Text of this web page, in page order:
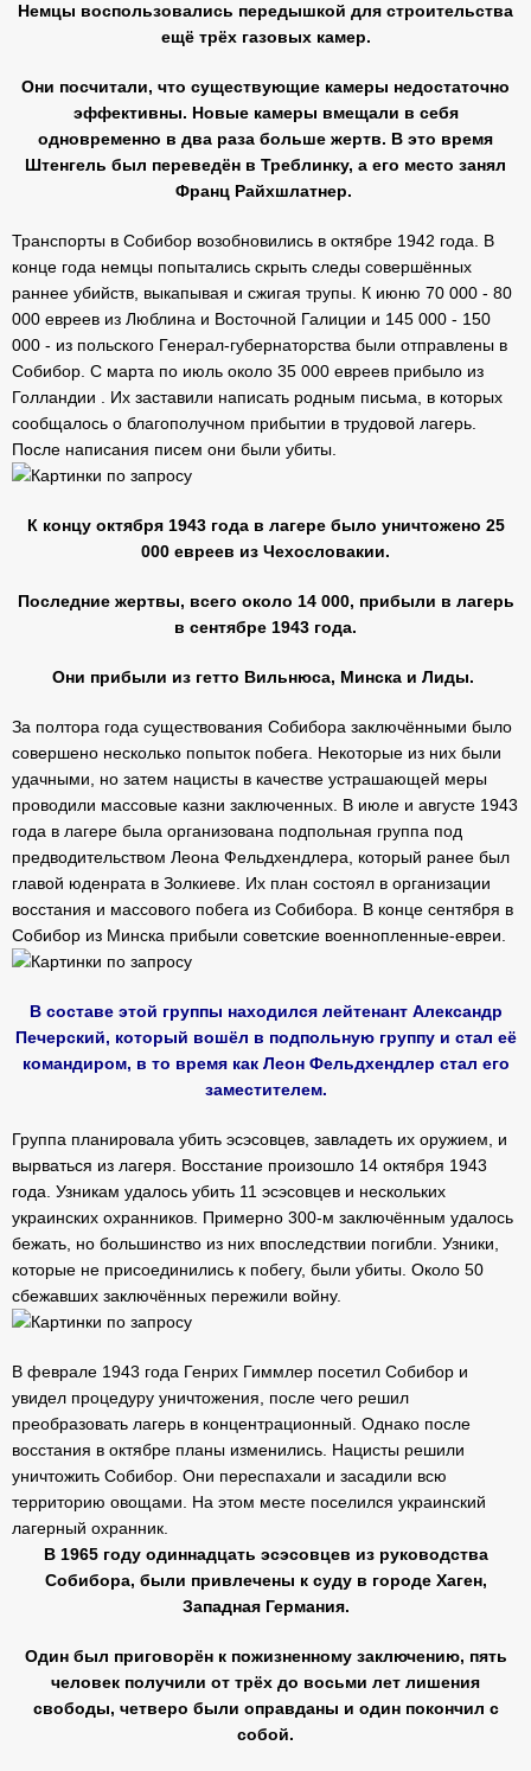
Немцы воспользовались передышкой для строительства
ещё трёх газовых камер.
Они посчитали, что существующие камеры недостаточно
эффективны. Новые камеры вмещали в себя
одновременно в два раза больше жертв. В это время
Штенгель был переведён в Треблинку, а его место занял
Франц Райхшлатнер.
Транспорты в Собибор возобновились в октябре 1942 года. В
конце года немцы попытались скрыть следы совершённых
раннее убийств, выкапывая и сжигая трупы. К июню 70 000 - 80
000 евреев из Люблина и Восточной Галиции и 145 000 - 150
000 - из польского Генерал-губернаторства были отправлены в
Собибор. С марта по июль около 35 000 евреев прибыло из
Голландии . Их заставили написать родным письма, в которых
сообщалось о благополучном прибытии в трудовой лагерь.
После написания писем они были убиты.
К концу октября 1943 года в лагере было уничтожено 25
000 евреев из Чехословакии.
Последние жертвы, всего около 14 000, прибыли в лагерь
в сентябре 1943 года.
Они прибыли из гетто Вильнюса, Минска и Лиды.
За полтора года существования Собибора заключёнными было
совершено несколько попыток побега. Некоторые из них были
удачными, но затем нацисты в качестве устрашающей меры
проводили массовые казни заключенных. В июле и августе 1943
года в лагере была организована подпольная группа под
предводительством Леона Фельдхендлера, который ранее был
главой юденрата в Золкиеве. Их план состоял в организации
восстания и массового побега из Собибора. В конце сентября в
Собибор из Минска прибыли советские военнопленные-евреи.
В составе этой группы находился лейтенант Александр
Печерский, который вошёл в подпольную группу и стал её
командиром, в то время как Леон Фельдхендлер стал его
заместителем.
Группа планировала убить эсэсовцев, завладеть их оружием, и
вырваться из лагеря. Восстание произошло 14 октября 1943
года. Узникам удалось убить 11 эсэсовцев и нескольких
украинских охранников. Примерно 300-м заключённым удалось
бежать, но большинство из них впоследствии погибли. Узники,
которые не присоединились к побегу, были убиты. Около 50
сбежавших заключённых пережили войну.
В феврале 1943 года Генрих Гиммлер посетил Собибор и
увидел процедуру уничтожения, после чего решил
преобразовать лагерь в концентрационный. Однако после
восстания в октябре планы изменились. Нацисты решили
уничтожить Собибор. Они переспахали и засадили всю
территорию овощами. На этом месте поселился украинский
лагерный охранник.
В 1965 году одиннадцать эсэсовцев из руководства
Собибора, были привлечены к суду в городе Хаген,
Западная Германия.
Один был приговорён к пожизненному заключению, пять
человек получили от трёх до восьми лет лишения
свободы, четверо были оправданы и один покончил с
собой.